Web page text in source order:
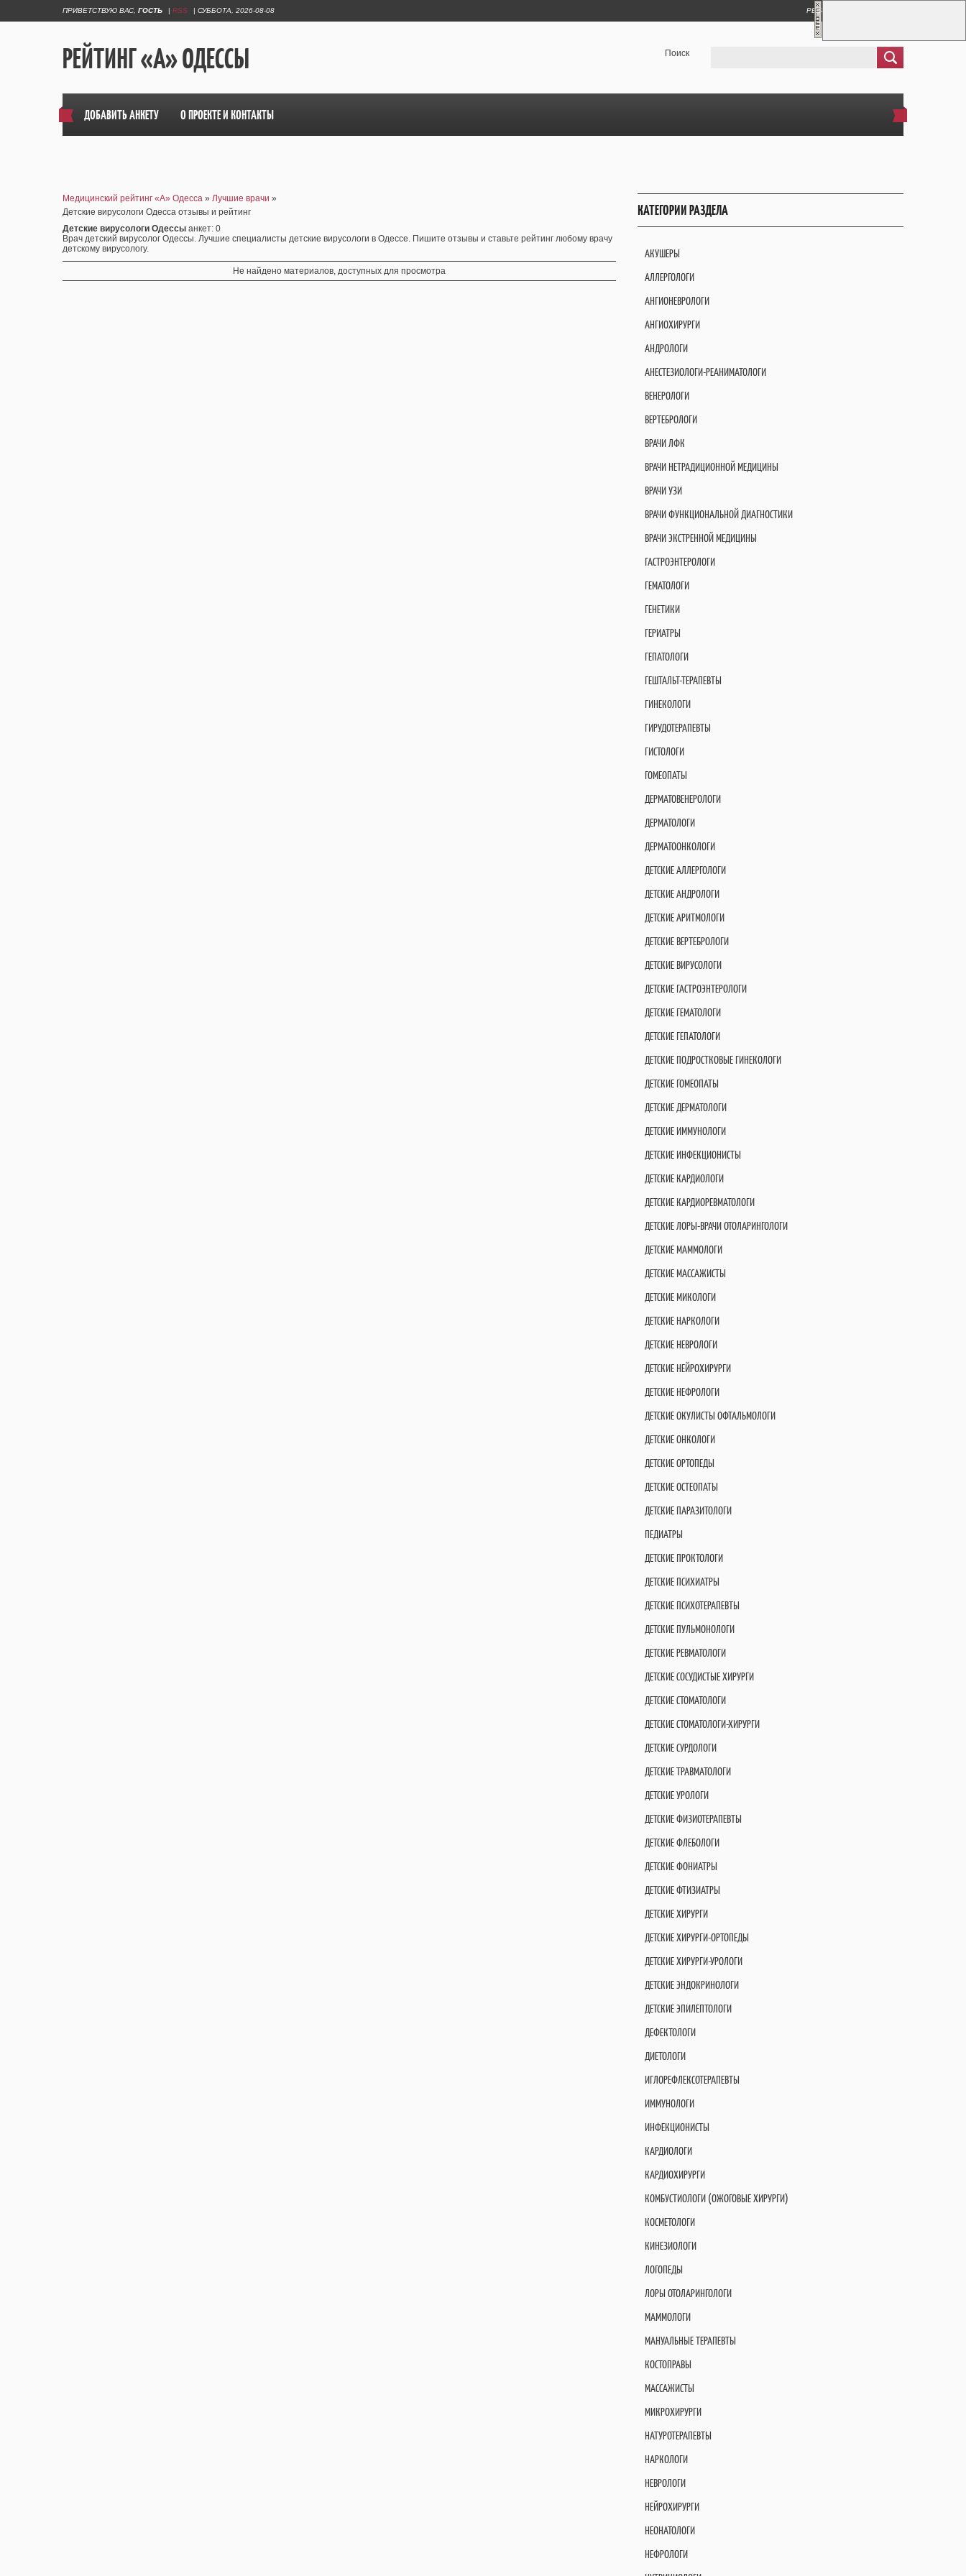
ПРИВЕТСТВУЮ ВАС ГОСТЬ | RSS | СУББОТА, 2026-08-08 РЕГИСТРАЦИЯ
РЕЙТИНГ «А» ОДЕССЫ Поиск
ДОБАВИТЬ АНКЕТУ О ПРОЕКТЕ И КОНТАКТЫ
Медицинский рейтинг «А» Одесса » Лучшие врачи »
Детские вирусологи Одесса отзывы и рейтинг
Детские вирусологи Одессы анкет: 0
Врач детский вирусолог Одессы. Лучшие специалисты детские вирусологи в Одессе. Пишите отзывы и ставьте рейтинг любому врачу
детскому вирусологу.
Не найдено материалов, доступных для просмотра
КАТЕГОРИИ РАЗДЕЛА
АКУШЕРЫ
АЛЛЕРГОЛОГИ
АНГИОНЕВРОЛОГИ
АНГИОХИРУРГИ
АНДРОЛОГИ
АНЕСТЕЗИОЛОГИ-РЕАНИМАТОЛОГИ
ВЕНЕРОЛОГИ
ВЕРТЕБРОЛОГИ
ВРАЧИ ЛФК
ВРАЧИ НЕТРАДИЦИОННОЙ МЕДИЦИНЫ
ВРАЧИ УЗИ
ВРАЧИ ФУНКЦИОНАЛЬНОЙ ДИАГНОСТИКИ
ВРАЧИ ЭКСТРЕННОЙ МЕДИЦИНЫ
ГАСТРОЭНТЕРОЛОГИ
ГЕМАТОЛОГИ
ГЕНЕТИКИ
ГЕРИАТРЫ
ГЕПАТОЛОГИ
ГЕШТАЛЬТ-ТЕРАПЕВТЫ
ГИНЕКОЛОГИ
ГИРУДОТЕРАПЕВТЫ
ГИСТОЛОГИ
ГОМЕОПАТЫ
ДЕРМАТОВЕНЕРОЛОГИ
ДЕРМАТОЛОГИ
ДЕРМАТООНКОЛОГИ
ДЕТСКИЕ АЛЛЕРГОЛОГИ
ДЕТСКИЕ АНДРОЛОГИ
ДЕТСКИЕ АРИТМОЛОГИ
ДЕТСКИЕ ВЕРТЕБРОЛОГИ
ДЕТСКИЕ ВИРУСОЛОГИ
ДЕТСКИЕ ГАСТРОЭНТЕРОЛОГИ
ДЕТСКИЕ ГЕМАТОЛОГИ
ДЕТСКИЕ ГЕПАТОЛОГИ
ДЕТСКИЕ ПОДРОСТКОВЫЕ ГИНЕКОЛОГИ
ДЕТСКИЕ ГОМЕОПАТЫ
ДЕТСКИЕ ДЕРМАТОЛОГИ
ДЕТСКИЕ ИММУНОЛОГИ
ДЕТСКИЕ ИНФЕКЦИОНИСТЫ
ДЕТСКИЕ КАРДИОЛОГИ
ДЕТСКИЕ КАРДИОРЕВМАТОЛОГИ
ДЕТСКИЕ ЛОРЫ-ВРАЧИ ОТОЛАРИНГОЛОГИ
ДЕТСКИЕ МАММОЛОГИ
ДЕТСКИЕ МАССАЖИСТЫ
ДЕТСКИЕ МИКОЛОГИ
ДЕТСКИЕ НАРКОЛОГИ
ДЕТСКИЕ НЕВРОЛОГИ
ДЕТСКИЕ НЕЙРОХИРУРГИ
ДЕТСКИЕ НЕФРОЛОГИ
ДЕТСКИЕ ОКУЛИСТЫ ОФТАЛЬМОЛОГИ
ДЕТСКИЕ ОНКОЛОГИ
ДЕТСКИЕ ОРТОПЕДЫ
ДЕТСКИЕ ОСТЕОПАТЫ
ДЕТСКИЕ ПАРАЗИТОЛОГИ
ПЕДИАТРЫ
ДЕТСКИЕ ПРОКТОЛОГИ
ДЕТСКИЕ ПСИХИАТРЫ
ДЕТСКИЕ ПСИХОТЕРАПЕВТЫ
ДЕТСКИЕ ПУЛЬМОНОЛОГИ
ДЕТСКИЕ РЕВМАТОЛОГИ
ДЕТСКИЕ СОСУДИСТЫЕ ХИРУРГИ
ДЕТСКИЕ СТОМАТОЛОГИ
ДЕТСКИЕ СТОМАТОЛОГИ-ХИРУРГИ
ДЕТСКИЕ СУРДОЛОГИ
ДЕТСКИЕ ТРАВМАТОЛОГИ
ДЕТСКИЕ УРОЛОГИ
ДЕТСКИЕ ФИЗИОТЕРАПЕВТЫ
ДЕТСКИЕ ФЛЕБОЛОГИ
ДЕТСКИЕ ФОНИАТРЫ
ДЕТСКИЕ ФТИЗИАТРЫ
ДЕТСКИЕ ХИРУРГИ
ДЕТСКИЕ ХИРУРГИ-ОРТОПЕДЫ
ДЕТСКИЕ ХИРУРГИ-УРОЛОГИ
ДЕТСКИЕ ЭНДОКРИНОЛОГИ
ДЕТСКИЕ ЭПИЛЕПТОЛОГИ
ДЕФЕКТОЛОГИ
ДИЕТОЛОГИ
ИГЛОРЕФЛЕКСОТЕРАПЕВТЫ
ИММУНОЛОГИ
ИНФЕКЦИОНИСТЫ
КАРДИОЛОГИ
КАРДИОХИРУРГИ
КОМБУСТИОЛОГИ (ОЖОГОВЫЕ ХИРУРГИ)
КОСМЕТОЛОГИ
КИНЕЗИОЛОГИ
ЛОГОПЕДЫ
ЛОРЫ ОТОЛАРИНГОЛОГИ
МАММОЛОГИ
МАНУАЛЬНЫЕ ТЕРАПЕВТЫ
КОСТОПРАВЫ
МАССАЖИСТЫ
МИКРОХИРУРГИ
НАТУРОТЕРАПЕВТЫ
НАРКОЛОГИ
НЕВРОЛОГИ
НЕЙРОХИРУРГИ
НЕОНАТОЛОГИ
НЕФРОЛОГИ